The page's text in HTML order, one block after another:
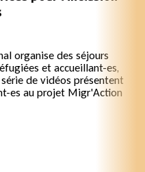
organise des séjours
et accueillant-es,
de vidéos présentent
es au projet Migr'Action